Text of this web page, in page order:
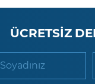
ÜCRETSİZ
Soyadınız